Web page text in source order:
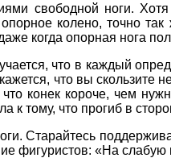
свободной ноги.
колено, точно
когда опорная нога
что в каждый
что вы скользите
конек короче, чем
к тому, что прогиб в
Старайтесь
фигуристов: «На слабую